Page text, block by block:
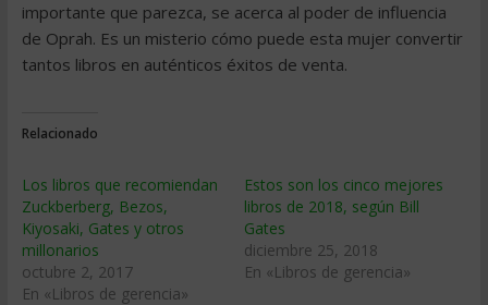
importante que parezca, se acerca al poder de influencia
de Oprah. Es un misterio cómo puede esta mujer convertir
tantos libros en auténticos éxitos de venta.
Relacionado
Los libros que recomiendan
Zuckberberg, Bezos,
Kiyosaki, Gates y otros
millonarios
octubre 2, 2017
En «Libros de gerencia»
Estos son los cinco mejores
libros de 2018, según Bill
Gates
diciembre 25, 2018
En «Libros de gerencia»